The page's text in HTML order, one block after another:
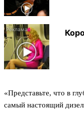
«Представьте, что в
самый настоящий